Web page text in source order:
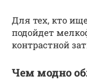
Для тех, кто
подойдет
контрастной
Чем модно